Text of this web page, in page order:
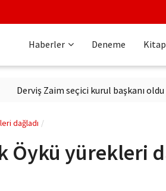
Haberler Deneme Kitap
Zaim seçici kurul başkanı oldu
dağladı
Öykü yürekleri